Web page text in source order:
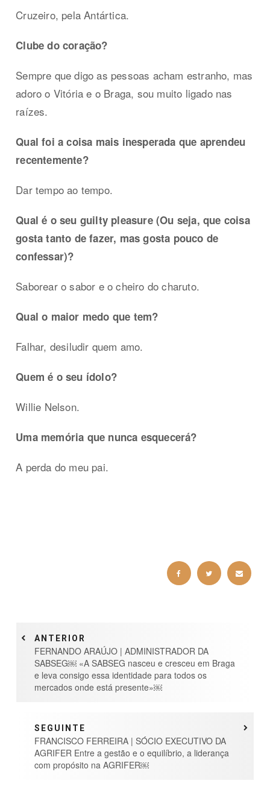
Cruzeiro, pela Antártica.
Clube do coração?
Sempre que digo as pessoas acham estranho, mas
adoro o Vitória e o Braga, sou muito ligado nas
raízes.
Qual foi a coisa mais inesperada que aprendeu
recentemente?
Dar tempo ao tempo.
Qual é o seu guilty pleasure (Ou seja, que coisa
gosta tanto de fazer, mas gosta pouco de
confessar)?
Saborear o sabor e o cheiro do charuto.
Qual o maior medo que tem?
Falhar, desiludir quem amo.
Quem é o seu ídolo?
Willie Nelson.
Uma memória que nunca esquecerá?
A perda do meu pai.
ANTERIOR
FERNANDO ARAÚJO | ADMINISTRADOR DA
SABSEG￼ «A SABSEG nasceu e cresceu em Braga
e leva consigo essa identidade para todos os
mercados onde está presente»￼
SEGUINTE
FRANCISCO FERREIRA | SÓCIO EXECUTIVO DA
AGRIFER Entre a gestão e o equilíbrio, a liderança
com propósito na AGRIFER￼